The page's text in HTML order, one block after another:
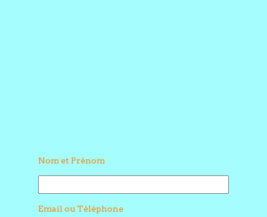
Nom et Prénom
Email ou Téléphone